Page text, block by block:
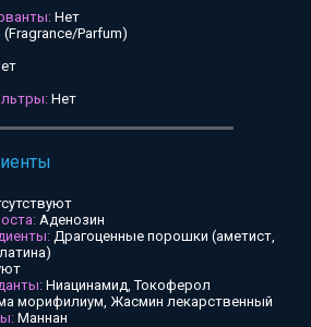
Нет
(Fragrance/Parfum)
Нет
Аденозин
Драгоценные порошки (аметист,
Ниацинамид, Токоферол
морифилиум, Жасмин лекарственный
Маннан